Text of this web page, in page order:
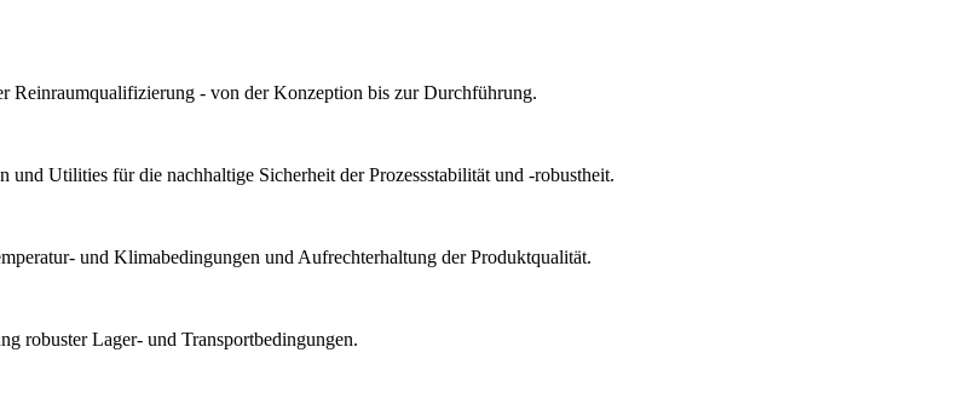
Reinraumqualifizierung - von der Konzeption bis zur Durchführung.
Utilities für die nachhaltige Sicherheit der Prozessstabilität und -robustheit.
und Klimabedingungen und Aufrechterhaltung der Produktqualität.
robuster Lager- und Transportbedingungen.